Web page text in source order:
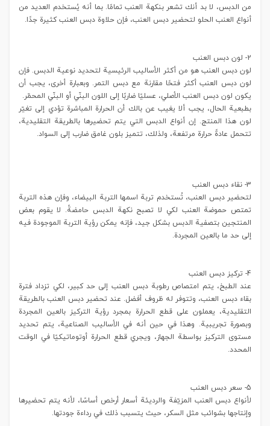
من الدبس، لا بد أنك تشعر بنكهة العنب تمامًا. بما أنه يُستخدم العديد من
أنواع العنب الحلو لتحضير دبس العنب، فإن حلاوة دبس العنب كثيرة جدًا.
2- لون دبس العنب
لون دبس العنب هو من أكثر الأساليب الرئيسية لتحديد نوعية الدبس. فإن
لون دبس العنب أكثر فتحًا مقارنة مع دبس التمر. وبعبارة أخرى، يجب أن
يكون لون دبس العنب الأصلي، عسليًا ضاربًا إلى اللون البنّي أو البنّي المحمّر.
بطبعية الحال، يجب ألا يغيب عن بالك أن الحرارة المباشرة تؤدي إلى تغيّر
لون هذا المنتج. إن أنواع الدبس التي يتم تحضيرها بالطريقة التقليدية،
تتحمل عادةً حرارة مرتفعة، ولذلك، تتميز بلون غامق ضارب إلى السواد.
3- نقاء دبس العنب
لتحضير دبس العنب، تُستخدم تربة اسمها التربة البيضاء، وفإن هذه التربة
تمتص حموضة العنب لكي لا تصبح نكهة الدبس حامضةً. لا يقوم بعض
المنتجين بتصفية الدبس بشكل جيد، فإنه يمكن رؤية التربة الموجودة فيه
إلى حد ما بالعين المجردة.
4- تركيز دبس العنب
عند الطبخ، يتم امتصاص رطوبة دبس العنب إلى حد كبير، لكي تزداد فترة
بقاء دبس العنب، وتتوفر له ظروف أفضل. عند تحضير دبس العنب بالطريقة
التقليدية، يعملون على قطع الحرارة بمجرد رؤية التركيز بالعين المجردة
وبصورة تجريبية. وهذا في حين أنه في الأساليب الصناعية، يتم تحديد
مستوى التركيز بواسطة الجهاز، ويجري قطع الحرارة أوتوماتيكيًا في الوقت
المحدد.
5- سعر دبس العنب
لأنواع دبس العنب المزيّفة والرديئة أسعار أرخص أساسًا، لأنه يتم تحضيرها
وإنتاجها بشوائب مثل السكر، حيث يتسبب ذلك في رداءة جودتها.